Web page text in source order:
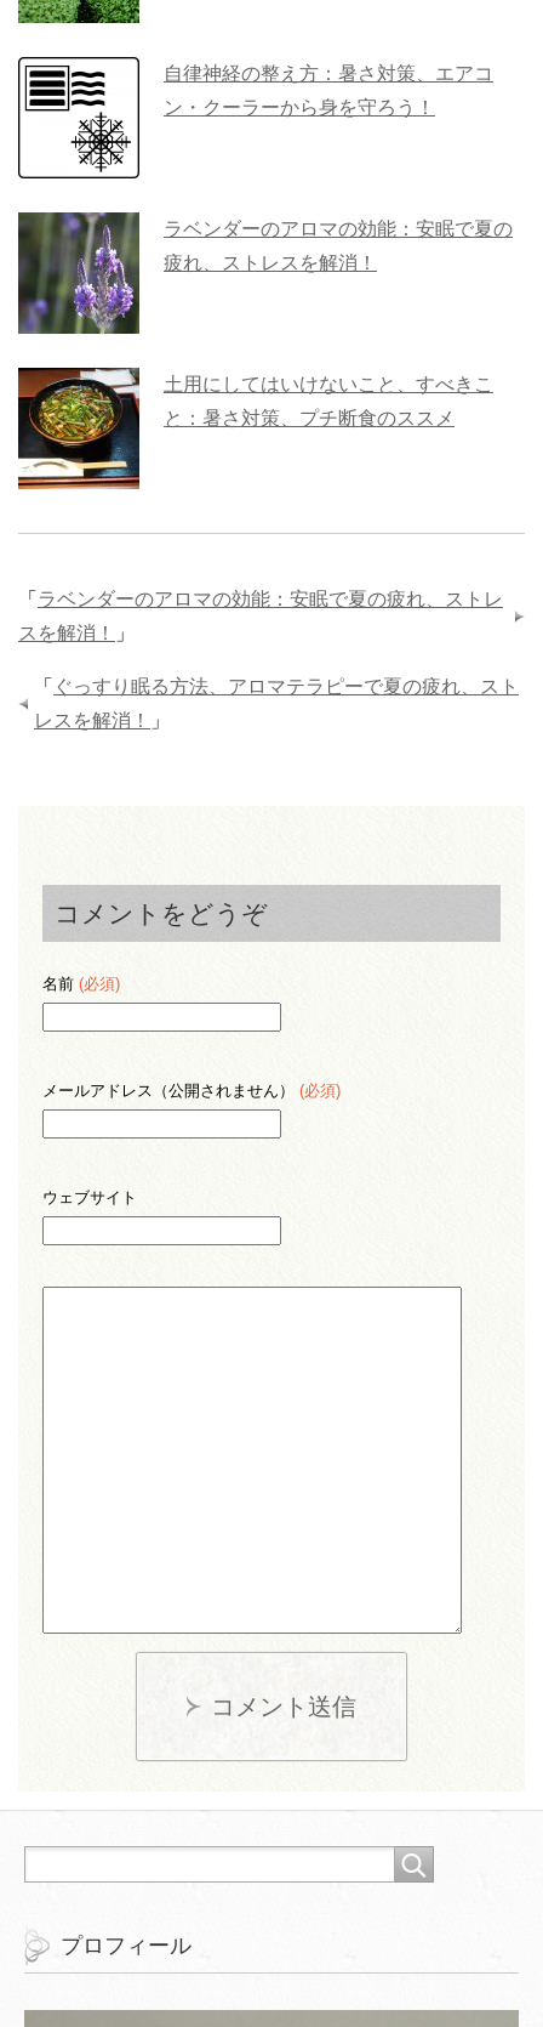
自律神経の整え方：暑さ対策、エアコ
ン・クーラーから身を守ろう！
ラベンダーのアロマの効能：安眠で夏の
疲れ、ストレスを解消！
土用にしてはいけないこと、すべきこ
と：暑さ対策、プチ断食のススメ
「 ラベンダーのアロマの効能：安眠で夏の疲れ、ストレ
スを解消！
」
「 ぐっすり眠る方法、アロマテラピーで夏の疲れ、スト
レスを解消！
」
コメントをどうぞ
名前 (必須)
メールアドレス（公開されません） (必須)
ウェブサイト
コメント送信
プロフィール